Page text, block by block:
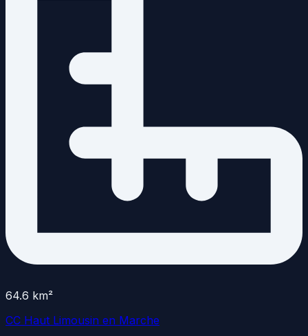
64.6 km²
CC Haut Limousin en Marche